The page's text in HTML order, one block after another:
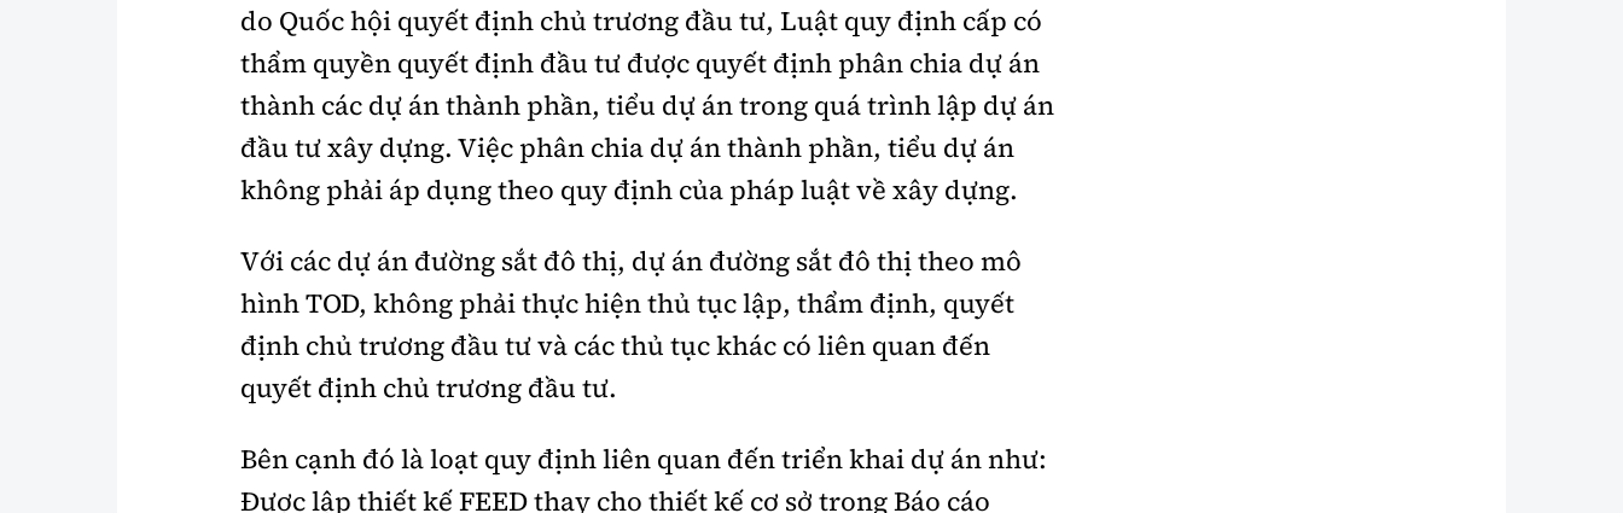
do Quốc hội quyết định chủ trương đầu tư, Luật quy định cấp có
thẩm quyền quyết định đầu tư được quyết định phân chia dự án
thành các dự án thành phần, tiểu dự án trong quá trình lập dự án
đầu tư xây dựng. Việc phân chia dự án thành phần, tiểu dự án
không phải áp dụng theo quy định của pháp luật về xây dựng.
Với các dự án đường sắt đô thị, dự án đường sắt đô thị theo mô
hình TOD, không phải thực hiện thủ tục lập, thẩm định, quyết
định chủ trương đầu tư và các thủ tục khác có liên quan đến
quyết định chủ trương đầu tư.
Bên cạnh đó là loạt quy định liên quan đến triển khai dự án như:
Được lập thiết kế FEED thay cho thiết kế cơ sở trong Báo cáo